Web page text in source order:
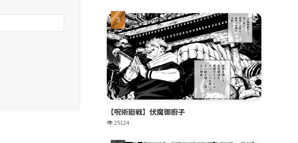
【呪術廻戦】伏魔御廚子
25124